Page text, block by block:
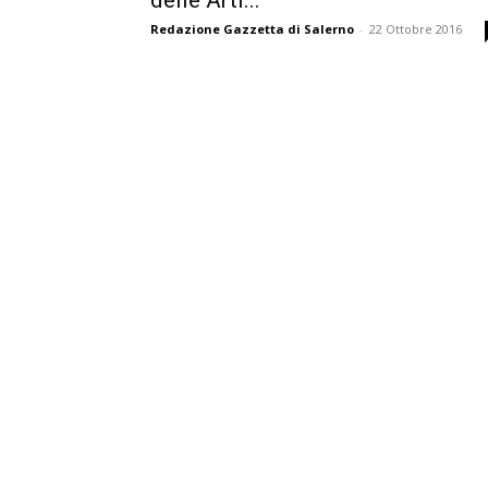
Redazione Gazzetta di Salerno - 22 Ottobre 2016